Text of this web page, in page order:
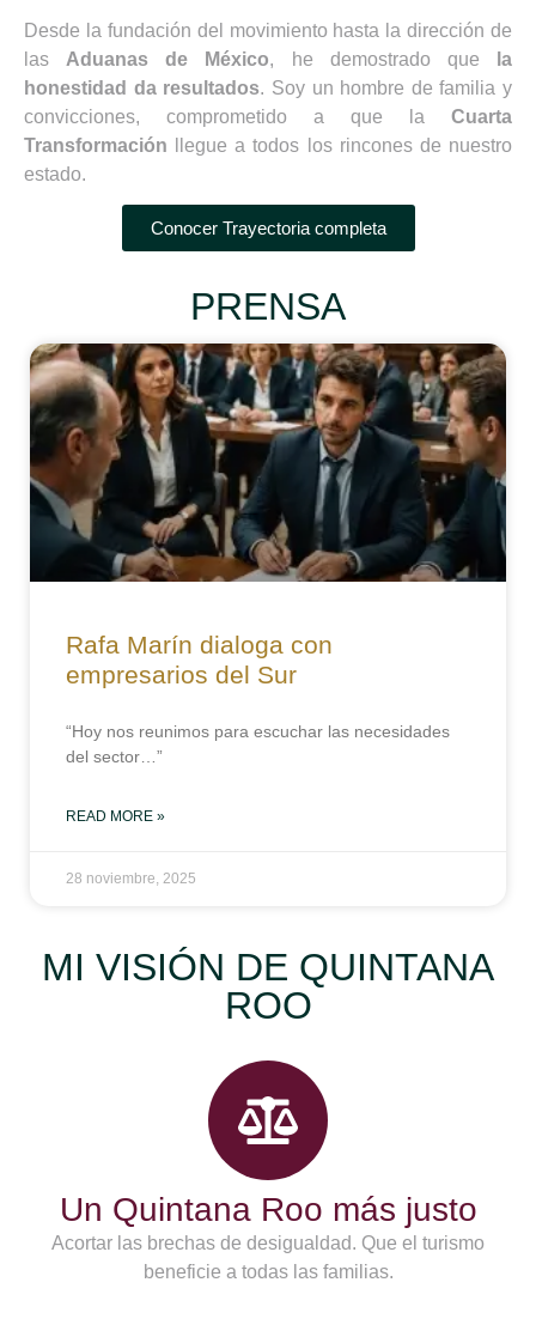
Desde la fundación del movimiento hasta la dirección de
las Aduanas de México, he demostrado que
la
honestidad da resultados. Soy un hombre de familia y
convicciones, comprometido a que la Cuarta
Transformación llegue a todos los rincones de nuestro
estado.
Conocer Trayectoria completa
PRENSA
Rafa Marín dialoga con
empresarios del Sur
“Hoy nos reunimos para escuchar las necesidades
del sector…”
READ MORE »
28 noviembre, 2025
MI VISIÓN DE QUINTANA
ROO
Un Quintana Roo más justo
Acortar las brechas de desigualdad. Que el turismo
beneficie a todas las familias.